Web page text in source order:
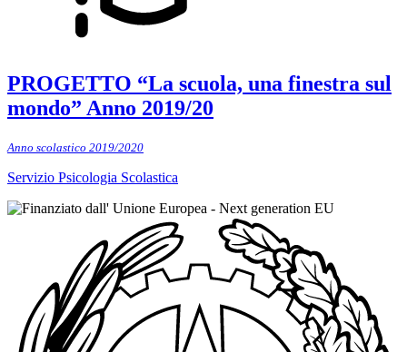
PROGETTO “La scuola, una finestra sul
mondo” Anno 2019/20
Anno scolastico 2019/2020
Servizio Psicologia Scolastica